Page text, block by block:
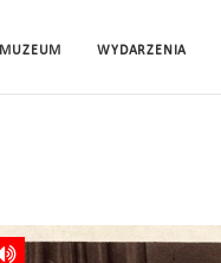
MUZEUM WYDARZENIA